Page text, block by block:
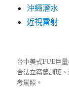
沖繩潛水
近視雷射
台中美式FUE巨
合法立案駕訓班
考駕照。